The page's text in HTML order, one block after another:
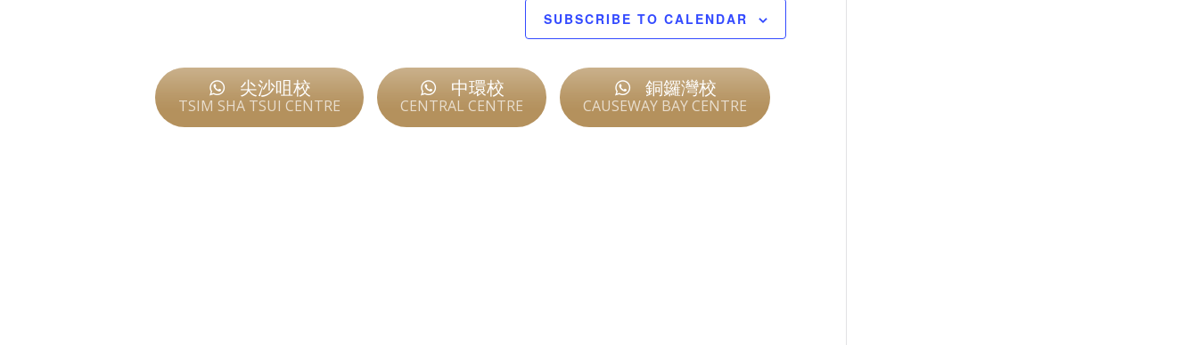
SUBSCRIBE TO CALENDAR
尖沙咀校
TSIM SHA TSUI CENTRE
中環校
CENTRAL CENTRE
​銅鑼灣校
CAUSEWAY BAY CENTRE